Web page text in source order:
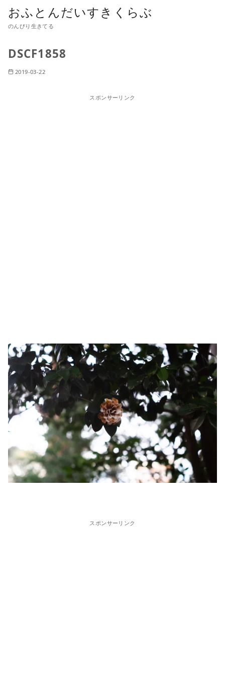
おふとんだいすきくらぶ
のんびり生きてる
DSCF1858
2019-03-22
スポンサーリンク
スポンサーリンク